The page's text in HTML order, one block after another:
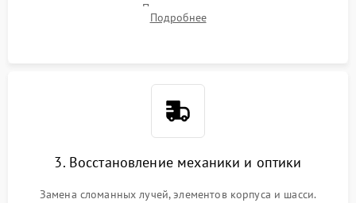
позиционирования. Проверка полетного контроллера,
регуляторов оборотов (ESC) и бесколлекторных моторов на
Подробнее
3. Восстановление механики и оптики
Замена сломанных лучей, элементов корпуса и шасси.